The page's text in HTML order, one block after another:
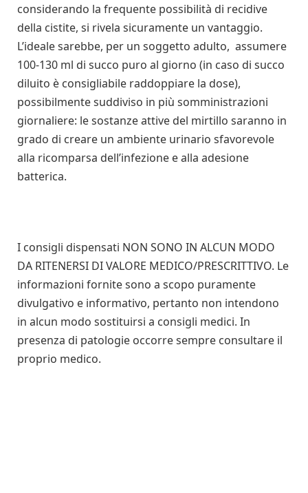
considerando la frequente possibilità di recidive
della cistite, si rivela sicuramente un vantaggio.
L’ideale sarebbe, per un soggetto adulto, assumere
100-130 ml di succo puro al giorno (in caso di succo
diluito è consigliabile raddoppiare la dose),
possibilmente suddiviso in più somministrazioni
giornaliere: le sostanze attive del mirtillo saranno in
grado di creare un ambiente urinario sfavorevole
alla ricomparsa dell’infezione e alla adesione
batterica.
I consigli dispensati NON SONO IN ALCUN MODO
DA RITENERSI DI VALORE MEDICO/PRESCRITTIVO. Le
informazioni fornite sono a scopo puramente
divulgativo e informativo, pertanto non intendono
in alcun modo sostituirsi a consigli medici. In
presenza di patologie occorre sempre consultare il
proprio medico.